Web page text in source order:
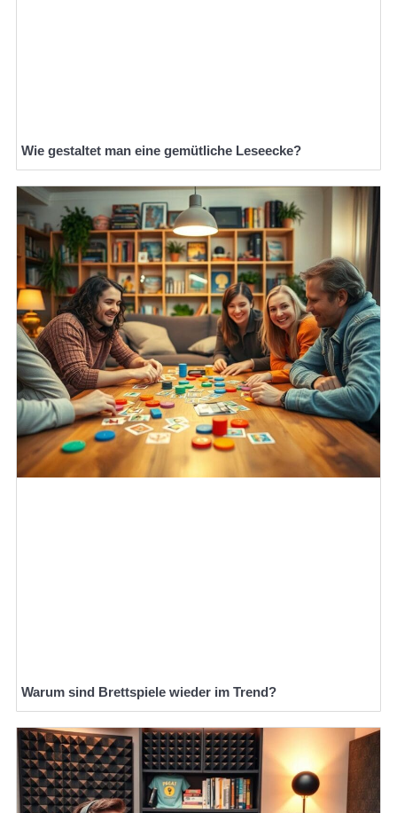
Wie gestaltet man eine gemütliche Leseecke?
Warum sind Brettspiele wieder im Trend?